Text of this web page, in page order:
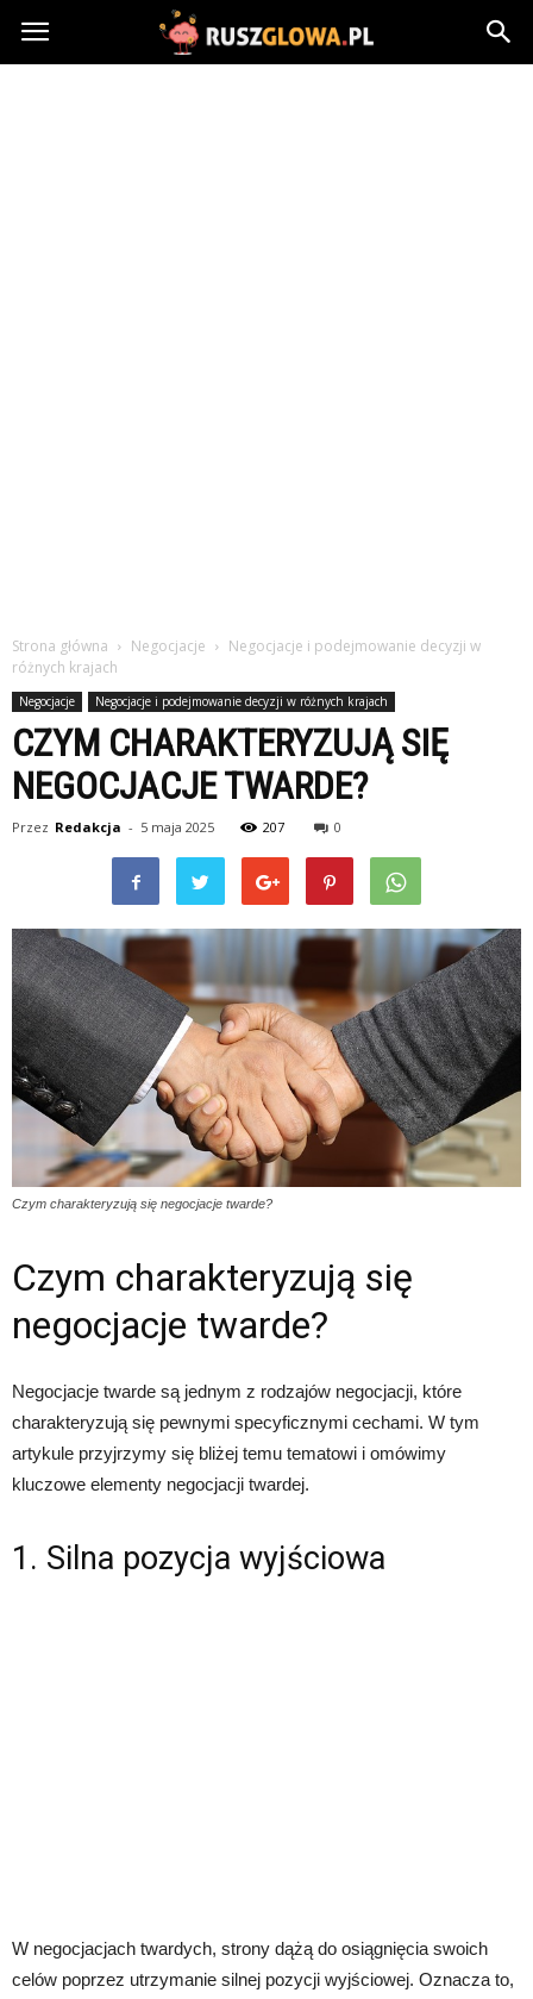
Ruszglowa.pl
Strona główna Negocjacje
Negocjacje i podejmowanie decyzji w
różnych krajach
Negocjacje Negocjacje i podejmowanie decyzji w różnych krajach
CZYM CHARAKTERYZUJĄ SIĘ
NEGOCJACJE TWARDE?
Przez Redakcja - 5 maja 2025 207 0
Czym charakteryzują się negocjacje twarde?
Czym charakteryzują się
negocjacje twarde?
Negocjacje twarde są jednym z rodzajów negocjacji, które
charakteryzują się pewnymi specyficznymi cechami. W tym
artykule przyjrzymy się bliżej temu tematowi i omówimy
kluczowe elementy negocjacji twardej.
1. Silna pozycja wyjściowa
W negocjacjach twardych, strony dążą do osiągnięcia swoich
celów poprzez utrzymanie silnej pozycji wyjściowej. Oznacza to,